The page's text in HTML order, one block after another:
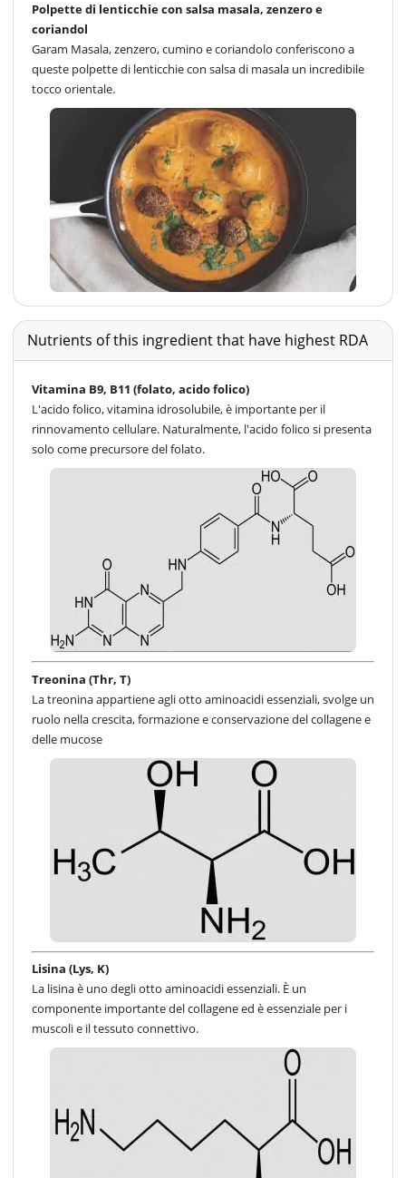
Polpette di lenticchie con salsa masala, zenzero e
coriandol
Garam Masala, zenzero, cumino e coriandolo conferiscono a
queste polpette di lenticchie con salsa di masala un incredibile
tocco orientale.
Nutrients of this ingredient that have highest RDA
Vitamina B9, B11 (folato, acido folico)
L'acido folico, vitamina idrosolubile, è importante per il
rinnovamento cellulare. Naturalmente, l'acido folico si presenta
solo come precursore del folato.
Treonina (Thr, T)
La treonina appartiene agli otto aminoacidi essenziali, svolge un
ruolo nella crescita, formazione e conservazione del collagene e
delle mucose
Lisina (Lys, K)
La lisina è uno degli otto aminoacidi essenziali. È un
componente importante del collagene ed è essenziale per i
muscoli e il tessuto connettivo.